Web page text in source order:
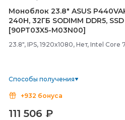
Моноблок 23.8" ASUS
240H, 32ГБ SODIMM DDR5,
[90PT03X5-M03N00]
23.8", IPS, 1920x1080, Нет, Intel Core
Способы получения
+932 бонуса
111 506 ₽